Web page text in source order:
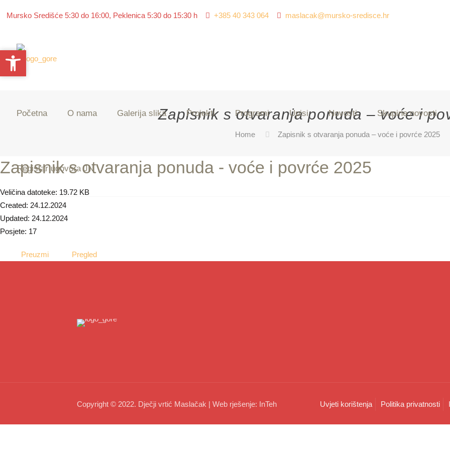
Open toolbar
Mursko Središće 5:30 do 16:00, Peklenica 5:30 do 15:30 h +385 40 343 064 maslacak@mursko-sredisce.hr
Početna O nama Galerija slika Projekti Programi Upisi Novosti Skupine novosti
Registar ugovora JN
Zapisnik s otvaranja ponuda – voće i
Home Zapisnik s otvaranja ponuda – voće i povrće 2025
Zapisnik s otvaranja ponuda - voće i povrće 2025
Veličina datoteke: 19.72 KB
Created: 24.12.2024
Updated: 24.12.2024
Posjete: 17
Preuzmi Pregled
Copyright © 2022. Dječji vrtić Maslačak | Web rješenje: InTeh Uvjeti korištenja Politika privatnosti
Open toolbar